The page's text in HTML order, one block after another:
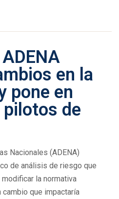
en la
pone en
de
Nacionales (ADENA)
de análisis de riesgo que
la normativa
cambio que impactaría